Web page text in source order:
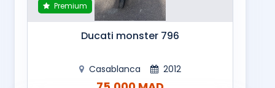
Premium
Ducati monster 796
Casablanca 2012